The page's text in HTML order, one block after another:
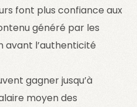
font plus confiance aux
généré par les
avant l’authenticité
gagner jusqu’à
moyen des